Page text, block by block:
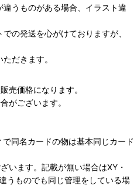
うものがある場合、イラスト違
の発送を心がけておりますが、
だきます。
売価格になります。
がございます。
同名カードの物は基本同じカード
います。記載が無い場合はXY・
うものでも同じ管理をしている場